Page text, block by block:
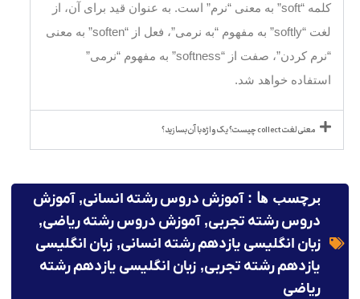
کلمه “soft” به معنی “نرم” است. به عنوان قید برای آن، از
لغت “softly” به مفهوم “به نرمی”، فعل از “soften” به معنی
“نرم کردن”، صفت از “softness” به مفهوم “نرمی”
استفاده خواهد شد.
معنی لغت collect چیست؟ یک واژه با آن بسازید؟
برچسب ها :آموزش دروس رشته انسانی,آموزش
دروس رشته تجربی,آموزش دروس رشته ریاضی,
زبان انگلیسی یازدهم رشته انسانی, زبان انگلیسی
یازدهم رشته تجربی, زبان انگلیسی یازدهم رشته
ریاضی